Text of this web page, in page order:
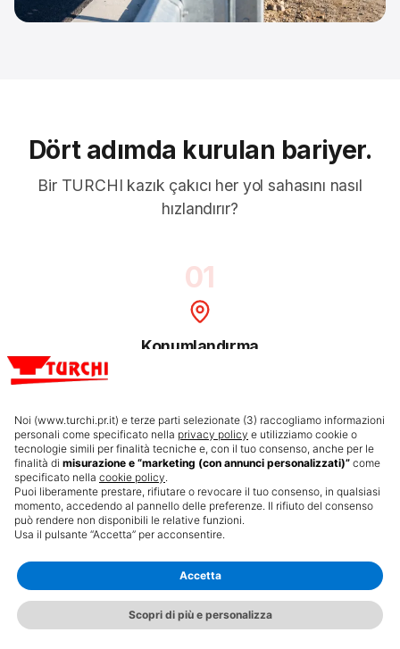
Dört adımda kurulan bariyer.
Bir TURCHI kazık çakıcı her yol sahasını nasıl
hızlandırır?
01
Konumlandırma
TURCHI makinesi hat boyunca konumlanır. Paletler üzerinde
02
Hizalama
Kolon eğimi (+10°/−51°) ve kayar kılavuz sigma direğini tam
03
WHATSAPP CALL CONFIGURE
English
Noi (www.turchi.pr.it) e terze parti selezionate (3) raccogliamo informazioni
personali come specificato nella privacy policy e utilizziamo cookie o
tecnologie simili per finalità tecniche e, con il tuo consenso, anche per le
finalità di misurazione e “marketing (con annunci personalizzati)” come
specificato nella cookie policy.
Puoi liberamente prestare, rifiutare o revocare il tuo consenso, in qualsiasi
momento, accedendo al pannello delle preferenze. Il rifiuto del consenso
può rendere non disponibili le relative funzioni.
Usa il pulsante “Accetta” per acconsentire.
Scopri di più e personalizza
Accetta